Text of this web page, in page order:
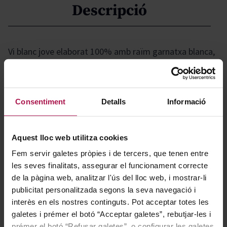
Consentiment Detalls Informació
Aquest lloc web utilitza cookies
Fem servir galetes pròpies i de tercers, que tenen entre
les seves finalitats, assegurar el funcionament correcte
de la pàgina web, analitzar l'ús del lloc web, i mostrar-li
publicitat personalitzada segons la seva navegació i
interès en els nostres continguts. Pot acceptar totes les
galetes i prémer el botó “Acceptar galetes”, rebutjar-les i
Descripció
Vi blanc jove elaborat 100% amb raïm garnatxa blanca,
pensat per a un consum actual i desenfadat, perfecte
per acompanyar moments quotidians i reunions
gamma de blancs, ideal per a qui busca un vi fàcil
varietat i de l'origen, sense complexitats ni criança en
bóta, i adequat tant per gaudir-lo sol com en
companyia de diferents propostes gastronòmiques.
Gastronomía